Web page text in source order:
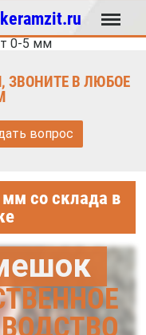
Меню
0-5 мм
ЗВОНИТЕ В ЛЮБОЕ
вопрос
со склада в